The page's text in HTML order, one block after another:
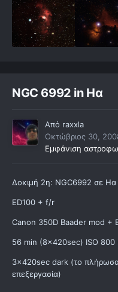
NGC 6992 in Ηα
Από raxxla
Οκτώβριος 30,
Εμφάνιση
Δοκιμή 2η: NGC6992 σε Ηα
ED100 + f/r
Canon 350D Baader mod +
56 min (8x420sec) ISO 800
3x420sec dark (το πλήρωσα
επεξεργασία)